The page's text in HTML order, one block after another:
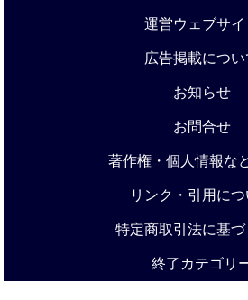
運営ウェブサイ
広告掲載につい
お知らせ
お問合せ
著作権・個人情報な
リンク・引用につ
特定商取引法に基
終了カテゴリ